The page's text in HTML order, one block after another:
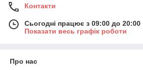
Контакти
Сьогодні працює з 09:00 до 20:00
Показати весь графік роботи
Про нас